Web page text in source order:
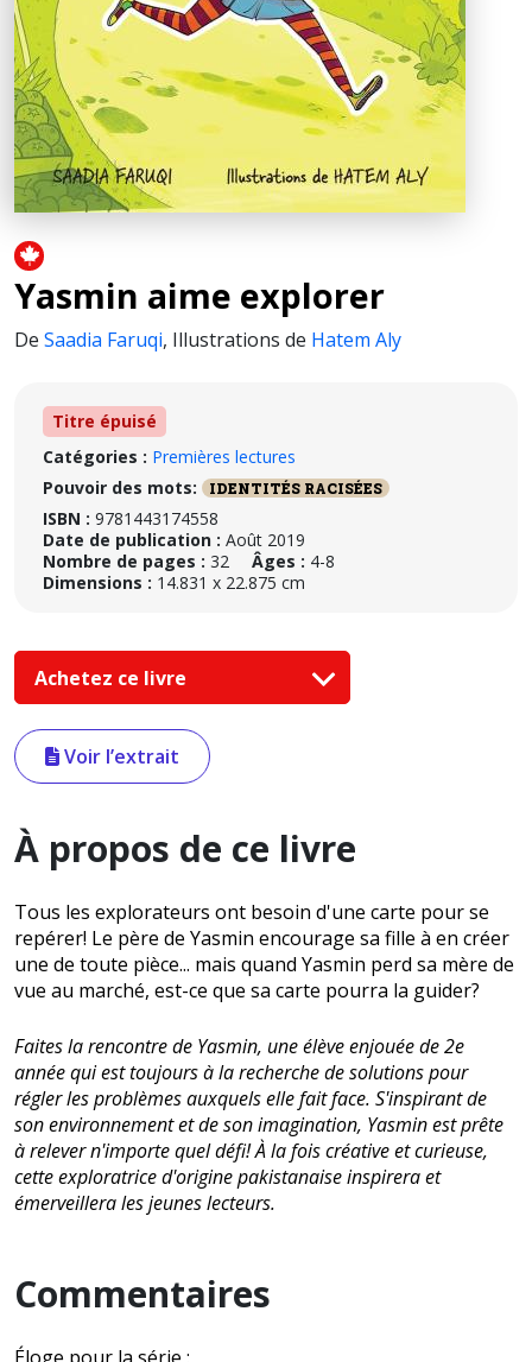
Yasmin aime explorer
De Saadia Faruqi, Illustrations de Hatem Aly
Titre épuisé
Catégories : Premières lectures
Pouvoir des mots:
IDENTITÉS RACISÉES
ISBN : 9781443174558
Date de publication : Août 2019
Nombre de pages : 32 Âges : 4-8
Dimensions : 14.831 x 22.875 cm
Achetez ce livre
Voir l’extrait
À propos de ce livre
Tous les explorateurs ont besoin d'une carte pour se
repérer! Le père de Yasmin encourage sa fille à en créer
une de toute pièce... mais quand Yasmin perd sa mère de
vue au marché, est-ce que sa carte pourra la guider?
Faites la rencontre de Yasmin, une élève enjouée de 2e
année qui est toujours à la recherche de solutions pour
régler les problèmes auxquels elle fait face. S'inspirant de
son environnement et de son imagination, Yasmin est prête
à relever n'importe quel défi! À la fois créative et curieuse,
cette exploratrice d'origine pakistanaise inspirera et
émerveillera les jeunes lecteurs.
Commentaires